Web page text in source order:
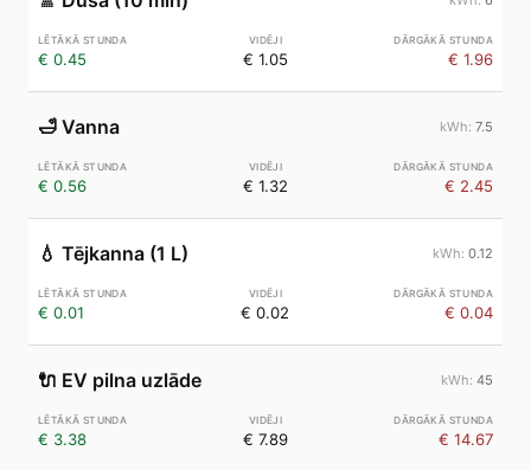
€ 0.45 € 1.05 € 1.96
🛁 Vanna 7.5
€ 0.56 € 1.32 € 2.45
💧 Tējkanna (1 L) 0.12
€ 0.01 € 0.02 € 0.04
🔌 EV pilna uzlāde 45
€ 3.38 € 7.89 € 14.67